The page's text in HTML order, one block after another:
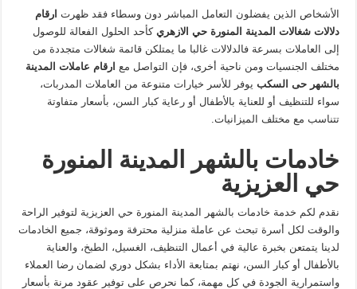
الأشخاص الذين يفضلون التعامل المباشر دون وسطاء فقد ظهرت ارقام
دلالات شغالات المدينة المنورة حي الازهري كأحد الحلول الفعالة للوصول
إلى العاملات بسرعة فالدلالات غالبا ما يمتلكن قائمة شغالات متجددة من
مختلف الجنسيات ومن ناحية أخرى، فإن التواصل مع ارقام عاملات المدينة
بالشهر حى السكب يوفر للأسر خيارات متنوعة من العاملات المدربات،
سواء للتنظيف أو للعناية بالأطفال أو رعاية كبار السن، بأسعار متفاوتة
تتناسب مع مختلف الميزانيات.
خادمات بالشهر المدينة المنورة
حي العزيزية
نقدم لكم خدمة خادمات بالشهر المدينة المنورة حي العزيزية لتوفير الراحة
والوقت لكل أسرة تبحث عن عاملة منزلية محترفة وموثوقة، جميع الخادمات
لدينا يتمتعن بخبرة عالية في أعمال التنظيف، الغسيل، الطبخ، والعناية
بالأطفال أو كبار السن، نهتم بمتابعة الأداء بشكل دوري لضمان رضا العملاء
واستمرارية الجودة في كل مهمة، كما نحرص على توفير عقود مرنة بأسعار